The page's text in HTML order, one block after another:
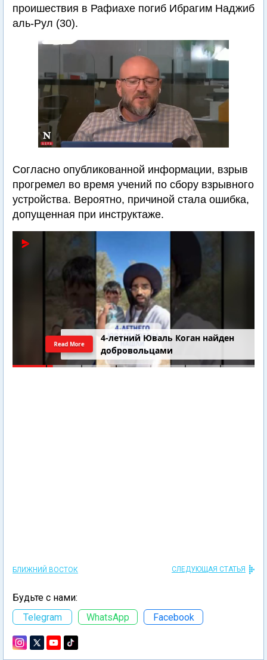
проишествия в Рафиахе погиб Ибрагим Наджиб
аль-Рул (30).
Согласно опубликованной информации, взрыв
прогремел во время учений по сбору взрывного
устройства. Вероятно, причиной стала ошибка,
допущенная при инструктаже.
4-летний Юваль Коган найден
добровольцами
Read More
БЛИЖНИЙ ВОСТОК СЛЕДУЮЩАЯ СТАТЬЯ
Будьте с нами:
Telegram
WhatsApp Facebook